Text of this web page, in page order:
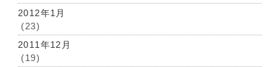
2012年1月
(23)
2011年12月
(19)